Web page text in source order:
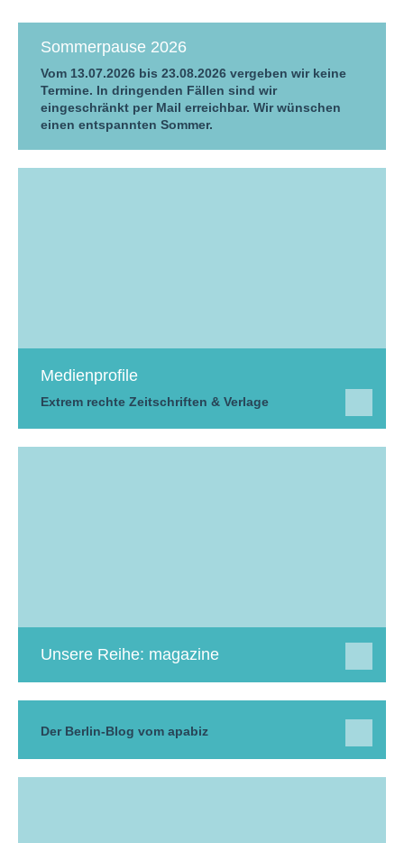
Sommerpause 2026
Vom 13.07.2026 bis 23.08.2026 vergeben wir keine
Termine. In dringenden Fällen sind wir
eingeschränkt per Mail erreichbar. Wir wünschen
einen entspannten Sommer.
Medienprofile
Extrem rechte Zeitschriften & Verlage
Unsere Reihe: magazine
Der Berlin-Blog vom apabiz